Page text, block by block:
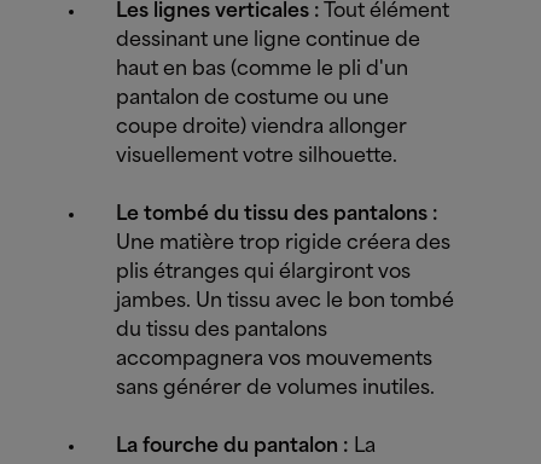
Les lignes verticales : Tout élément
dessinant une ligne continue de
haut en bas (comme le pli d'un
pantalon de costume ou une
coupe droite) viendra allonger
visuellement votre silhouette.
Le tombé du tissu des pantalons :
Une matière trop rigide créera des
plis étranges qui élargiront vos
jambes. Un tissu avec le bon tombé
du tissu des pantalons
accompagnera vos mouvements
sans générer de volumes inutiles.
La fourche du pantalon : La